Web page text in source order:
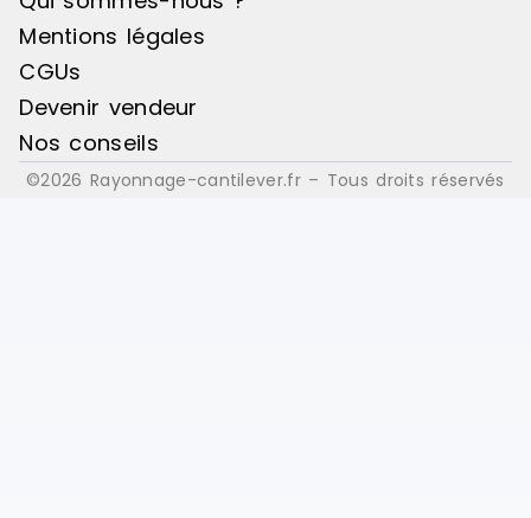
Mentions légales
CGUs
Devenir vendeur
Nos conseils
©2026 Rayonnage-cantilever.fr – Tous droits réservés